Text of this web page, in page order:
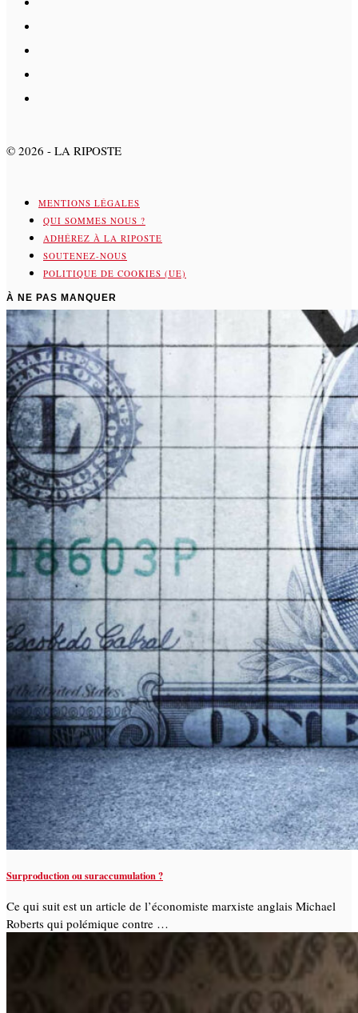
© 2026 - LA RIPOSTE
MENTIONS LÉGALES
QUI SOMMES NOUS ?
ADHÉREZ À LA RIPOSTE
SOUTENEZ-NOUS
POLITIQUE DE COOKIES (UE)
À NE PAS MANQUER
Surproduction ou suraccumulation ?
Ce qui suit est un article de l’économiste marxiste anglais Michael
Roberts qui polémique contre …